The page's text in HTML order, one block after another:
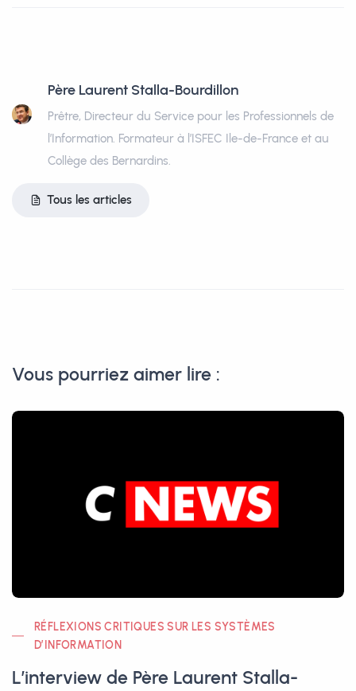
Père Laurent Stalla-Bourdillon
Prêtre, Directeur du Service pour les Professionnels de
l’Information. Formateur à l’ISFEC Ile-de-France et au
Collège des Bernardins.
Tous les articles
Vous pourriez aimer lire :
RÉFLEXIONS CRITIQUES SUR LES SYSTÈMES
D’INFORMATION
L’interview de Père Laurent Stalla-